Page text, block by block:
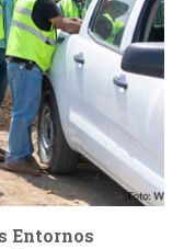
Entornos